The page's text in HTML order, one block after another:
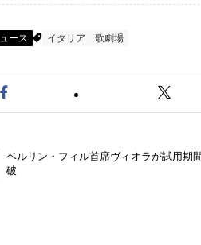
ース イタリア 歌劇場
ベルリン・フィル首席ヴィオラが試用期
破